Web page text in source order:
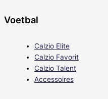
Voetbal
Calzio Elite
Calzio Favorit
Calzio Talent
Accessoires